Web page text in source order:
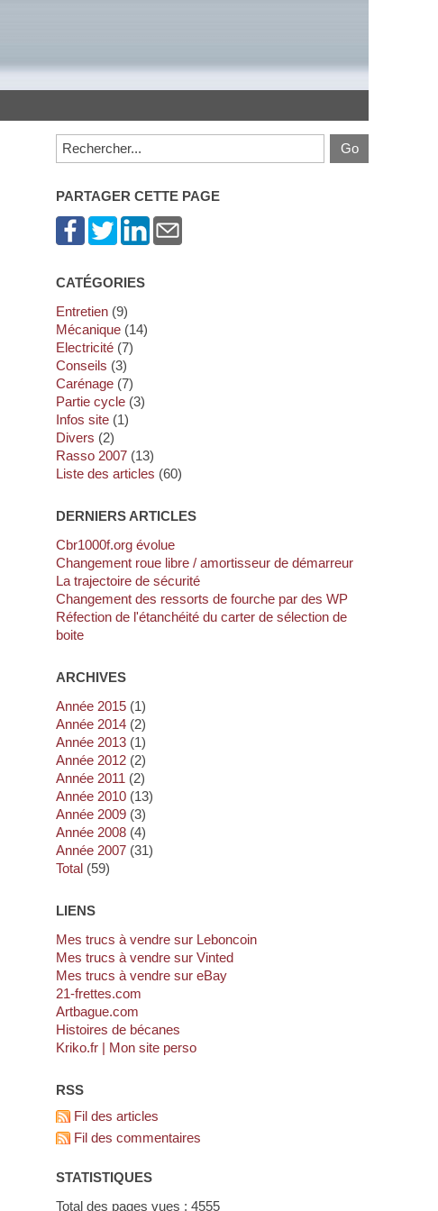
PARTAGER CETTE PAGE
CATÉGORIES
Entretien (9)
Mécanique (14)
Electricité (7)
Conseils (3)
Carénage (7)
Partie cycle (3)
Infos site (1)
Divers (2)
Rasso 2007 (13)
Liste des articles (60)
DERNIERS ARTICLES
cbr1000f.org évolue
Changement roue libre / amortisseur de démarreur
La trajectoire de sécurité
Changement des ressorts de fourche par des WP
Réfection de l'étanchéité du carter de sélection de
boite
ARCHIVES
année 2015 (1)
année 2014 (2)
année 2013 (1)
année 2012 (2)
année 2011 (2)
année 2010 (13)
année 2009 (3)
année 2008 (4)
année 2007 (31)
total (59)
LIENS
Mes trucs à vendre sur Leboncoin
Mes trucs à vendre sur Vinted
Mes trucs à vendre sur eBay
21-frettes.com
artbague.com
Histoires de bécanes
kriko.fr | Mon site perso
RSS
Fil des articles
Fil des commentaires
STATISTIQUES
Total des pages vues : 4555